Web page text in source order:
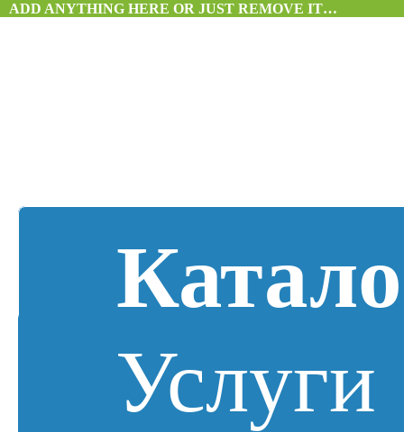
ADD ANYTHING HERE OR JUST REMOVE IT…
Услуги